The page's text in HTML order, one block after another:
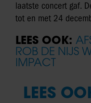
laatste concert gaf.
tot en met 24
LEES OOK:
ROB DE NIJS
IMPACT
LEES